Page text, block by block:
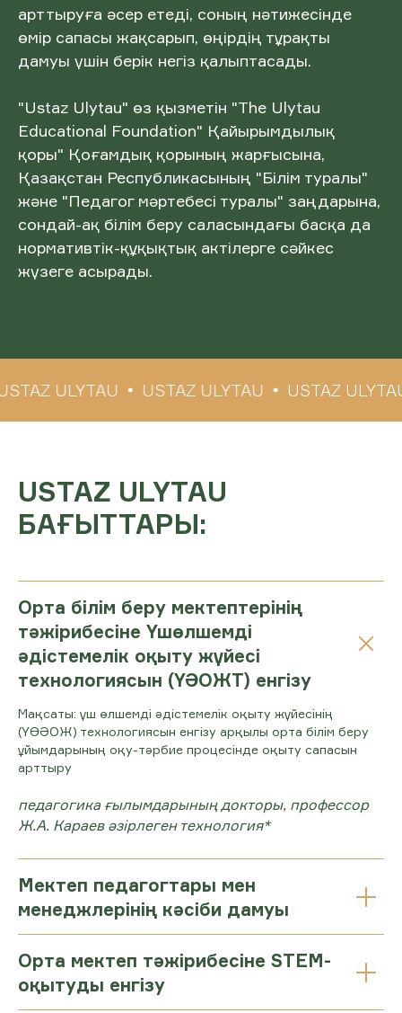
арттыруға әсер етеді, соның нәтижесінде
өмір сапасы жақсарып, өңірдің тұрақты
дамуы үшін берік негіз қалыптасады.
"Ustaz Ulytau" өз қызметін "The Ulytau
Educational Foundation" Қайырымдылық
қоры" Қоғамдық қорының жарғысына,
Қазақстан Республикасының "Білім туралы"
және "Педагог мәртебесі туралы" заңдарына,
сондай-ақ білім беру саласындағы басқа да
нормативтік-құқықтық актілерге сәйкес
жүзеге асырады.
ULYTAU USTAZ ULYTAU USTAZ ULYTAU
USTAZ ULYTAU
БАҒЫТТАРЫ:
Орта білім беру мектептерінің
тәжірибесіне Үшөлшемді
әдістемелік оқыту жүйесі
технологиясын (ҮӘОЖТ) енгізу
Мақсаты: үш өлшемді әдістемелік оқыту жүйесінің
(ҮӨӘОЖ) технологиясын енгізу арқылы орта білім беру
ұйымдарының оқу-тәрбие процесінде оқыту сапасын
арттыру
педагогика ғылымдарының докторы, профессор
Ж.А. Караев әзірлеген технология*
Мектеп педагогтары мен
менеджлерінің кәсіби дамуы
Орта мектеп тәжірибесіне STEM-
оқытуды енгізу